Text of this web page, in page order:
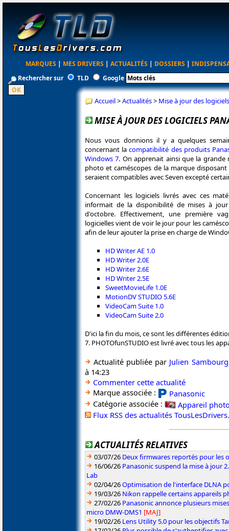
MARQUES | MES DRIVERS | ACTUALITÉS | DOSSIERS |
Rechercher sur
TLD Google
Accueil>Actualités> Mise à jour des
MISE À JOUR DES LOGICIELS
Nous vous donnions il y a quelques
concernant lacompatibilité des produits
Windows 7. On apprenait ainsi que la grande
photo et caméscopes de la marque
seraient compatibles avec Seven excepté
Concernant les logiciels livrés avec ces
informait de la disponibilité de mises à
d'octobre. Effectivement, une première
logicielles vient de voir le jour pour les
afin de leur ajouter la prise en charge de
HD Writer AE 1.0
HD Writer 2.0E
HD Writer 2.6E
HD Writer 2.5E
SweetMovieLife 1.0E
MotionDV STUDIO 5.6E
VideoCam Suite 1.0
VideoCam Suite 2.0
D'ici la fin du mois, ce sont les différentes
7. PHOTOfunSTUDIO est livré avec tous les
Actualité publiée par Julien Sambourg
à 14:23
Commenter cette actualité
Marque associée :
Panasonic
Catégorie associée :
Appareil
Flux RSS des actualités
ACTUALITÉS RELATIVES
03/07/26 Deux firmwares reportés pour les
16/06/26 Panasonic suspend la mise à jour
Lab
02/04/26Optimisation de l'interface DLNA
19/03/26 Nikon rappelle certains appareils
27/02/26 Panasonic annonce plusieurs
micro DMW-DMS1 [MAJ]
19/02/26 Lens Utility 5.0 pour les objectifs